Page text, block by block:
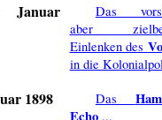
Januar
Das
aber
Einlenken des
in die
1898 Das
...